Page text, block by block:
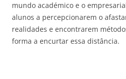
mundo académico e o
alunos a percepcionarem o
realidades e encontrarem
forma a encurtar essa distância.